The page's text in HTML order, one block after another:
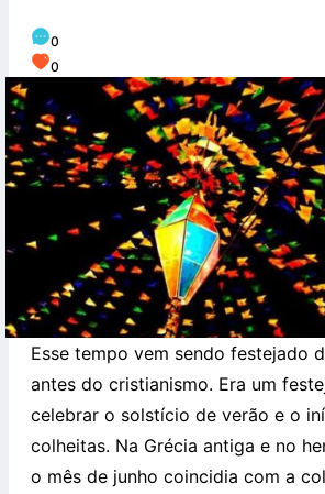
0
0
Esse tempo vem sendo festejado
antes do cristianismo. Era um
celebrar o solstício de verão e o
colheitas. Na Grécia antiga e no
o mês de junho coincidia com a